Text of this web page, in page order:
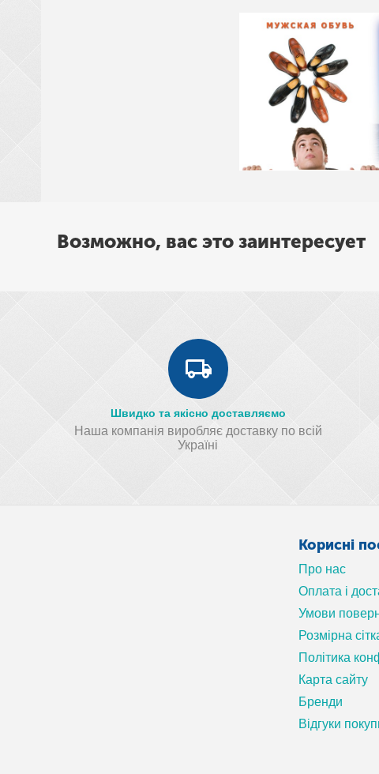
Клацніть по посиланню, щоб відкрити докладний
При замовленні одягу (крім верхнього) на суму
взуття з матеріалу ЕВА, ПВХ та піни) і оплаті
рюкзаки, сумки, покривала, постільна білизна,
Возможно, вас это заинтересует
Швидко та якісно доставляємо
Наша компанія виробляє доставку по всій
Україні
Корисні
Про нас
Оплата і
Умови
Розмірна
Політика
Карта сайту
Бренди
Відгуки